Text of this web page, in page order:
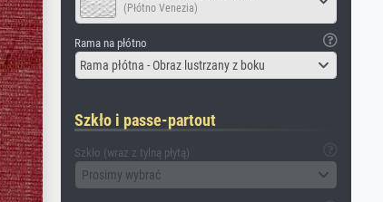
(Płótno Venezia)
Rama na płótno
Rama płótna - Obraz lustrzany z boku
Szkło i passe-partout
Szkło (wraz z tylną płytą)
Prosimy wybrać